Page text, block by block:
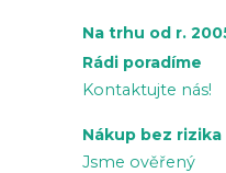
Na trhu od r.
Rádi poradíme
Kontaktujte nás!
Nákup bez rizika
Jsme ověřený